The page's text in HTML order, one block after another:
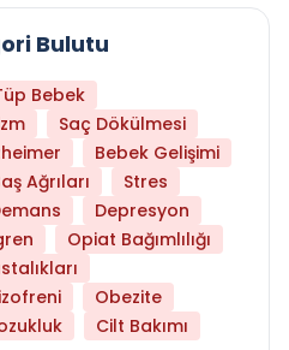
Bulutu
Bebek
Saç Dökülmesi
Bebek Gelişimi
Ağrıları
Stres
Depresyon
Opiat Bağımlılığı
Obezite
Cilt Bakımı